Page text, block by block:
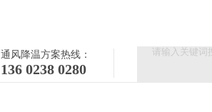
通风降温方案热线：
136 0238 0280